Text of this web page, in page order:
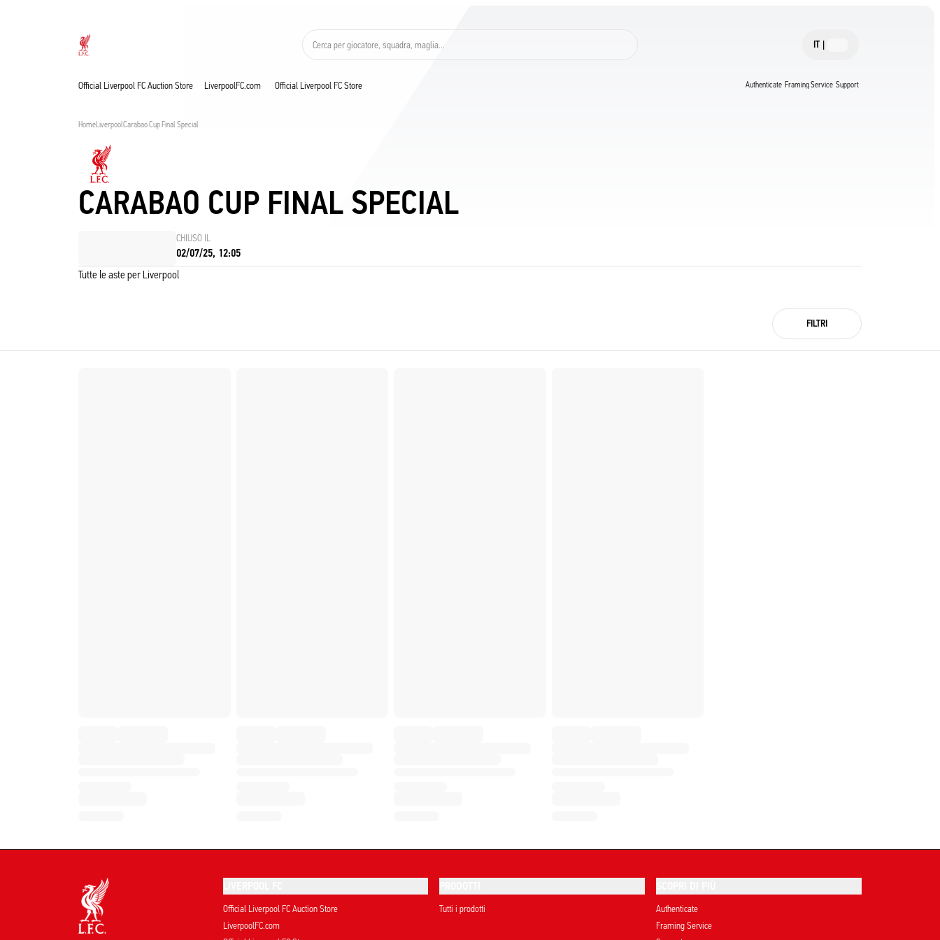
Cerca per giocatore, squadra, maglia... IT |
Official Liverpool FC Auction Store LiverpoolFC.com Official Liverpool FC Store Authenticate Framing Service Support
HomeLiverpoolCarabao Cup Final Special
CARABAO CUP FINAL SPECIAL
CHIUSO IL
02/07/25, 12:05
Tutte le aste per Liverpool
FILTRI
Official Liverpool FC Auction Store
LiverpoolFC.com
Tutti i prodotti
Authenticate
Framing Service